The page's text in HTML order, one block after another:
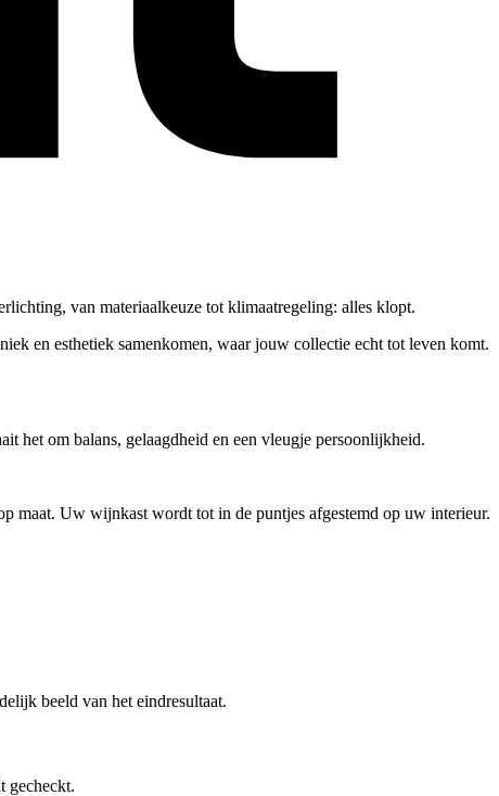
van materiaalkeuze tot klimaatregeling: alles klopt.
en esthetiek samenkomen, waar jouw collectie echt tot leven komt.
het om balans, gelaagdheid en een vleugje persoonlijkheid.
maat. Uw wijnkast wordt tot in de puntjes afgestemd op uw interieur.
beeld van het eindresultaat.
gecheckt.